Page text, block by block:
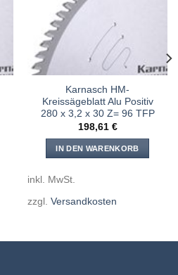
Karnasch HM-
Kreissägeblatt Alu Positiv
280 x 3,2 x 30 Z= 96 TFP
198,61 €
IN DEN WARENKORB
inkl. MwSt.
zzgl. Versandkosten